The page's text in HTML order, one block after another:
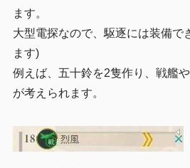
ます。
大型電探なので、駆逐には装備で
ます)
例えば、五十鈴を2隻作り、戦艦
が考えられます。